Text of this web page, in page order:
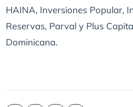
HAINA, Inversiones Popular,
Reservas, Parval y Plus
Dominicana.